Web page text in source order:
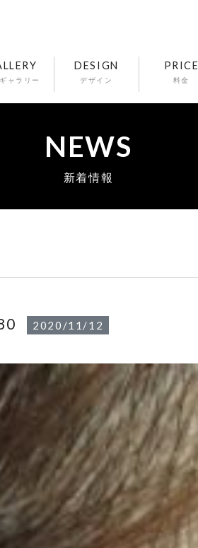
ャラリー
DESIGN
デザイン
PRICE
料金
NEWS
新着情報
2020/11/12